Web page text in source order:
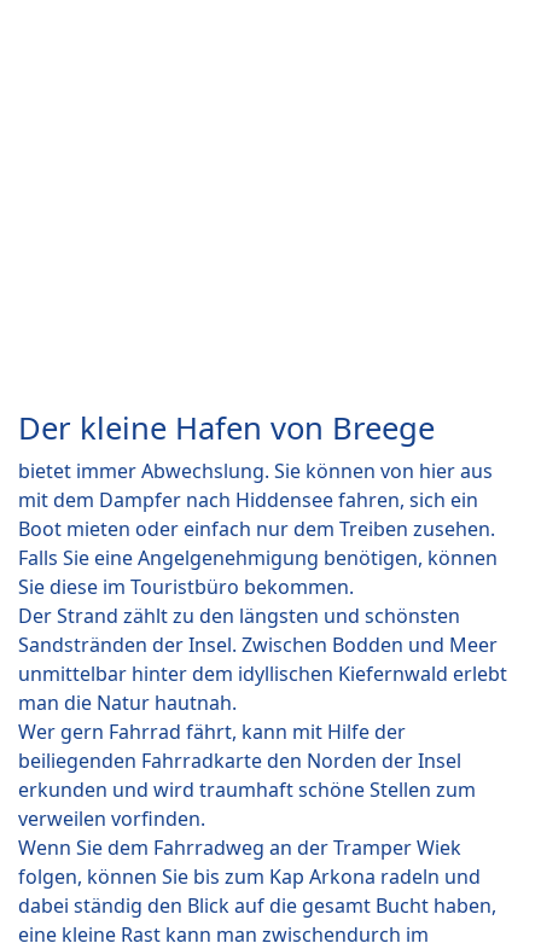
Der kleine Hafen von Breege
bietet immer Abwechslung. Sie können von hier aus
mit dem Dampfer nach Hiddensee fahren, sich ein
Boot mieten oder einfach nur dem Treiben zusehen.
Falls Sie eine Angelgenehmigung benötigen, können
Sie diese im Touristbüro bekommen.
Der Strand zählt zu den längsten und schönsten
Sandstränden der Insel. Zwischen Bodden und Meer
unmittelbar hinter dem idyllischen Kiefernwald erlebt
man die Natur hautnah.
Wer gern Fahrrad fährt, kann mit Hilfe der
beiliegenden Fahrradkarte den Norden der Insel
erkunden und wird traumhaft schöne Stellen zum
verweilen vorfinden.
Wenn Sie dem Fahrradweg an der Tramper Wiek
folgen, können Sie bis zum Kap Arkona radeln und
dabei ständig den Blick auf die gesamt Bucht haben,
eine kleine Rast kann man zwischendurch im